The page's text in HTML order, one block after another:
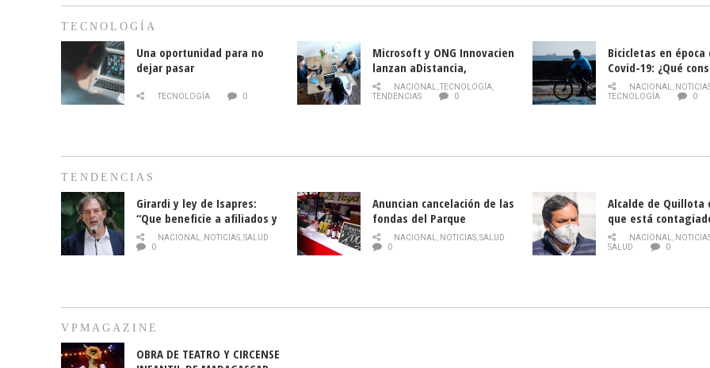
TECNOLOGÍA
Una oportunidad para no
dejar pasar
TECNOLOGÍA 0
Microsoft y ONG Innovacien
lanzan aDistancia,
plataforma con cursos
gratuitos online sobre
NACIONAL,TECNOLOGÍA,
TENDENCIAS
0
Bicicletas en época
Covid-19: ¿Qué
momento de
NACIONAL,
TECNOLOGÍA
0
TENDENCIAS
Girardi y ley de Isapres:
“Que beneficie a afiliados y
no legalice el abuso”
NACIONAL, NOTICIAS,SALUD
0
Anuncian cancelación de las
fondas del Parque
O’Higgins debido al
coronavirus
NACIONAL, NOTICIAS,SALUD
0
Alcalde de Quillota
que está
COVID-19
NACIONAL,
SALUD
0
VPMAGAZINE
OBRA DE TEATRO Y CIRCENSE